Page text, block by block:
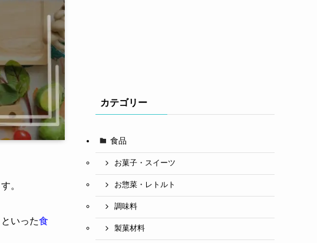
。
いった食
カテゴリー
食品
お菓子・スイーツ
お惣菜・レトルト
調味料
製菓材料